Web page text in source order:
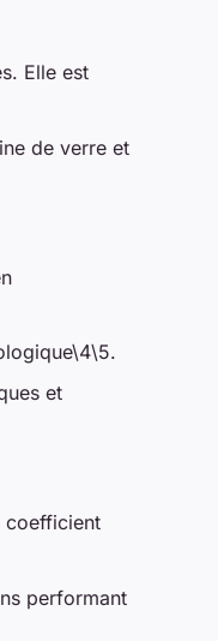
Elle est
de verre et
et
coefficient
performant